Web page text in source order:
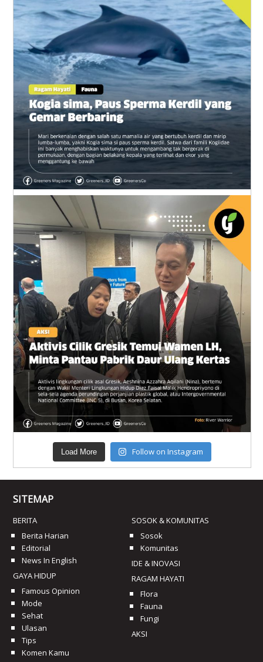
Load More Follow on Instagram
SITEMAP
BERITA
Berita Harian
Editorial
News In English
GAYA HIDUP
Famous Opinion
Mode
Sehat
Ulasan
Tips
Komen Kamu
SOSOK & KOMUNITAS
Sosok
Komunitas
IDE & INOVASI
RAGAM HAYATI
Flora
Fauna
Fungi
AKSI